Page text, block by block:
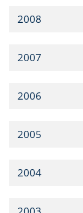
2008
2007
2006
2005
2004